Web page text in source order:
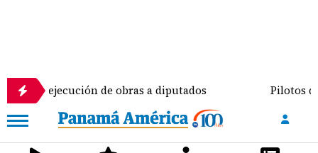
de obras a diputados Pilotos de